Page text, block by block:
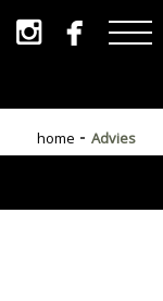


home Advies